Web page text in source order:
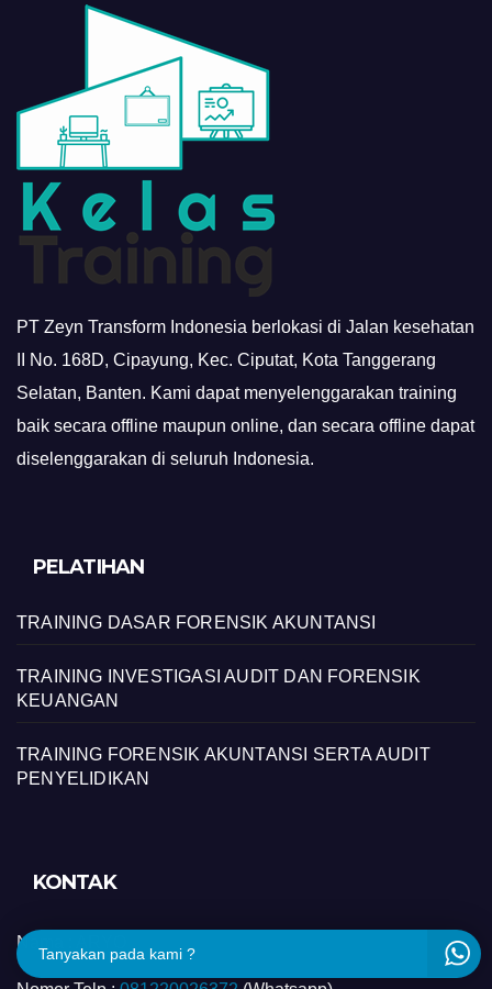
PT Zeyn Transform Indonesia berlokasi di Jalan kesehatan
II No. 168D, Cipayung, Kec. Ciputat, Kota Tanggerang
Selatan, Banten. Kami dapat menyelenggarakan training
baik secara offline maupun online, dan secara offline dapat
diselenggarakan di seluruh Indonesia.
PELATIHAN
TRAINING DASAR FORENSIK AKUNTANSI
TRAINING INVESTIGASI AUDIT DAN FORENSIK
KEUANGAN
TRAINING FORENSIK AKUNTANSI SERTA AUDIT
PENYELIDIKAN
KONTAK
Nama :
Tanyakan pada kami ?